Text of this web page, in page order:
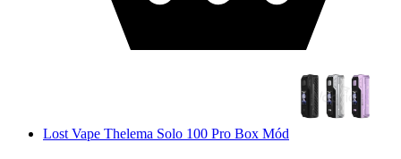
Lost Vape Thelema Solo 100 Pro Box Mód